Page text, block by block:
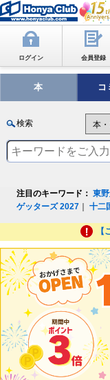
ログイン 会員登録
本 コ
検索
注目のキーワード： 東
ゲッターズ 2027 ｜十二